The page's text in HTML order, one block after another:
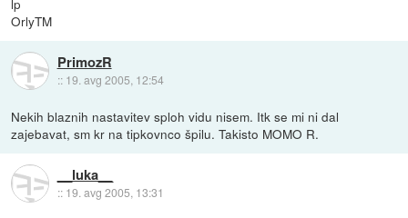
OrlyTM
PrimozR
:: 19. avg 2005, 12:54
Nekih blaznih nastavitev sploh vidu nisem. Itk se mi ni dal
zajebavat, sm kr na tipkovnco špilu. Takisto MOMO R.
__luka__
:: 19. avg 2005, 13:31